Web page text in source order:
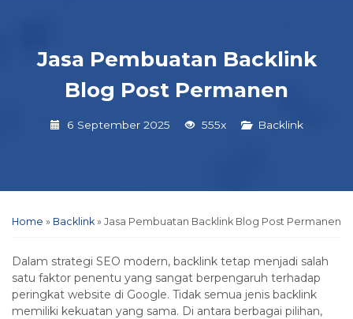
Jasa Pembuatan Backlink
Blog Post Permanen
6 September 2025 555x Backlink
Home » Backlink » Jasa Pembuatan Backlink Blog Post Permanen
Dalam strategi SEO modern, backlink tetap menjadi salah
satu faktor penentu yang sangat berpengaruh terhadap
peringkat website di Google. Tidak semua jenis backlink
memiliki kekuatan yang sama. Di antara berbagai pilihan,